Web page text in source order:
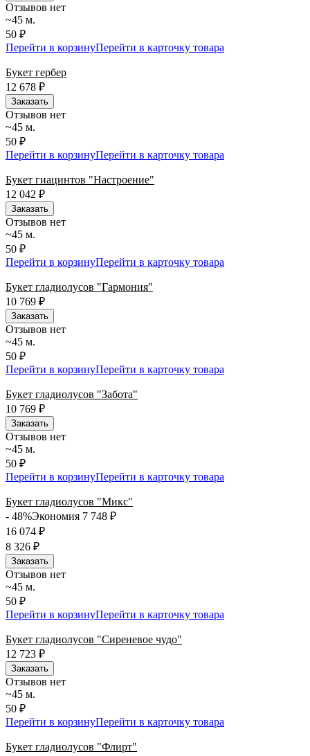
Отзывов нет
~45 м.
50 ₽
Перейти в корзинуПерейти в карточку товара
Букет гербер
12 678 ₽
Заказать
Отзывов нет
~45 м.
50 ₽
Перейти в корзинуПерейти в карточку товара
Букет гиацинтов "Настроение"
12 042 ₽
Заказать
Отзывов нет
~45 м.
50 ₽
Перейти в корзинуПерейти в карточку товара
Букет гладиолусов "Гармония"
10 769 ₽
Заказать
Отзывов нет
~45 м.
50 ₽
Перейти в корзинуПерейти в карточку товара
Букет гладиолусов "Забота"
10 769 ₽
Заказать
Отзывов нет
~45 м.
50 ₽
Перейти в корзинуПерейти в карточку товара
Букет гладиолусов "Микс"
- 48%Экономия 7 748 ₽
16 074 ₽
8 326 ₽
Заказать
Отзывов нет
~45 м.
50 ₽
Перейти в корзинуПерейти в карточку товара
Букет гладиолусов "Сиреневое чудо"
12 723 ₽
Заказать
Отзывов нет
~45 м.
50 ₽
Перейти в корзинуПерейти в карточку товара
Букет гладиолусов "Флирт"